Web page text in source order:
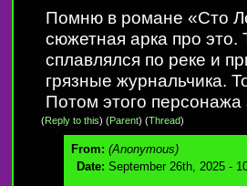
Помню в романе «Cто
сюжетная арка про
сплавлялся по реке и
грязные журнальчика.
Потом этого
(Reply to this) (Parent) (Thread)
From: (Anonymous)
Date: September 26th, 2025 -